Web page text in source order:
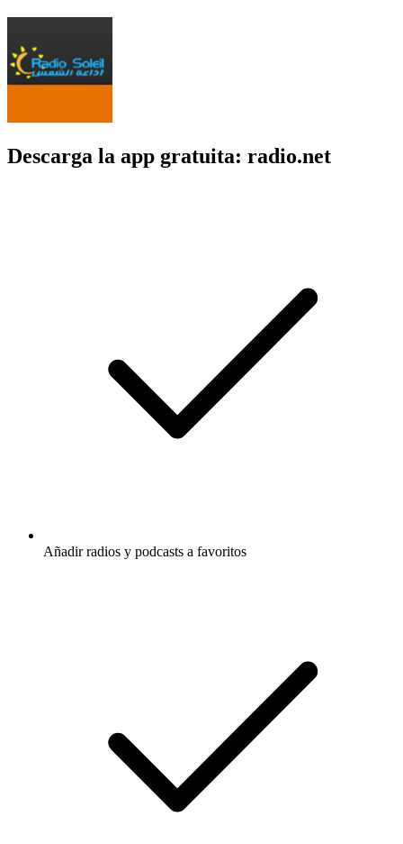
Descarga la app gratuita: radio.net
Añadir radios y podcasts a favoritos